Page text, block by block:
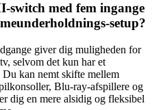
med fem ingange
setup?
giver dig muligheden for
selvom det kun har et
kan nemt skifte mellem
Blu-ray-afspillere og
dig en mere alsidig og fleksibel